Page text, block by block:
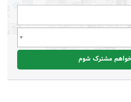
مشترک شوم